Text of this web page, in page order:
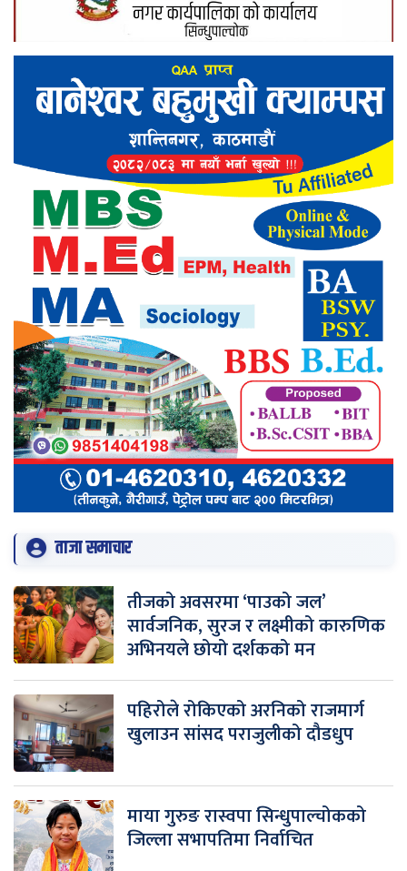
ताजा समाचार
तीजको अवसरमा ‘पाउको जल’
सार्वजनिक, सुरज र लक्ष्मीको कारुणिक
अभिनयले छोयो दर्शकको मन
पहिरोले रोकिएको अरनिको राजमार्ग
खुलाउन सांसद पराजुलीको दौडधुप
माया गुरुङ रास्वपा सिन्धुपाल्चोकको
जिल्ला सभापतिमा निर्वाचित